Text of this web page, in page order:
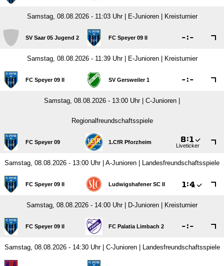
Samstag, 08.08.2026 - 11:03 Uhr | E-Junioren | Kreisturnier
SV Saar 05 Jugend 2 FC Speyer 09 II :
Samstag, 08.08.2026 - 11:39 Uhr | E-Junioren | Kreisturnier
FC Speyer 09 II SV Gersweiler 1 :
Samstag, 08.08.2026 - 13:00 Uhr | C-Junioren |
Regionalfreundschaftsspiele
FC Speyer 09 1.CfR Pforzheim :
Liveticker
Samstag, 08.08.2026 - 13:00 Uhr | A-Junioren | Landesfreundschaftsspiele
FC Speyer 09 II Ludwigshafener SC II  :
Samstag, 08.08.2026 - 14:00 Uhr | D-Junioren | Kreisturnier
FC Speyer 09 II FC Palatia Limbach 2 :
Samstag, 08.08.2026 - 14:30 Uhr | C-Junioren | Landesfreundschaftsspiele